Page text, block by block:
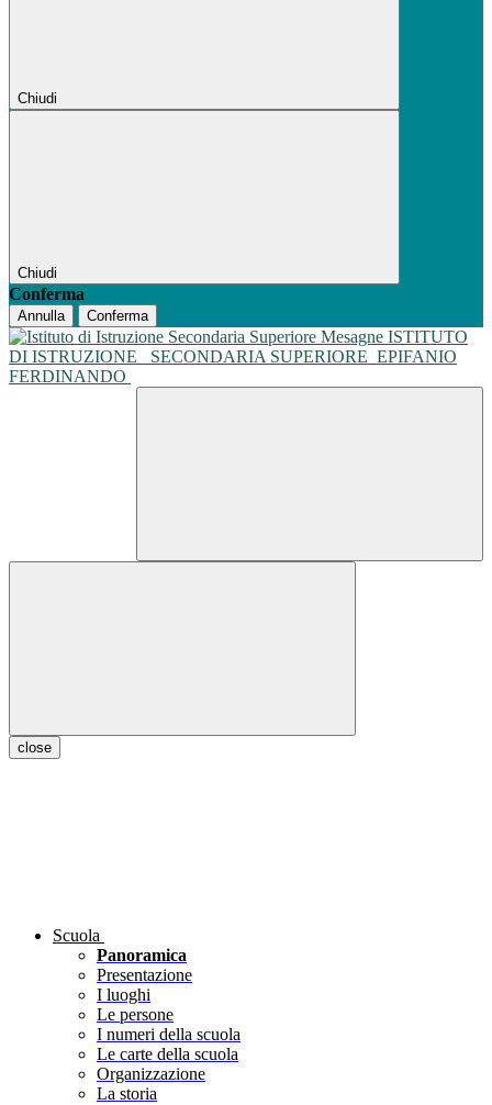
Chiudi
Chiudi
Conferma
Annulla Conferma
ISTITUTO
DI ISTRUZIONE
SECONDARIA SUPERIORE EPIFANIO
FERDINANDO
close
Scuola
Panoramica
Presentazione
I luoghi
Le persone
I numeri della scuola
Le carte della scuola
Organizzazione
La storia